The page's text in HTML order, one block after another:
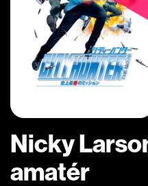
Nicky
amatér